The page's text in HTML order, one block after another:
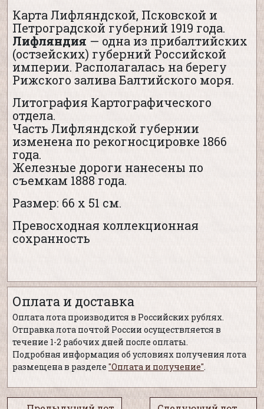
Карта Лифляндской, Псковской и
Петроградской губерний 1919 года.
Лифляндия — одна из прибалтийских
(остзейских) губерний Российской
империи. Располагалась на берегу
Рижского залива Балтийского моря.
Литография Картографического
отдела.
Часть Лифляндской губернии
изменена по рекогносцировке 1866
года.
Железные дороги нанесены по
съемкам 1888 года.
Размер: 66 х 51 см.
Превосходная коллекционная
сохранность
Оплата и доставка
Оплата лота производится в Российских рублях.
Отправка лота почтой России осуществляется в
течение 1-2 рабочих дней после оплаты.
Подробная информация об условиях получения лота
размещена в разделе "Оплата и получение".